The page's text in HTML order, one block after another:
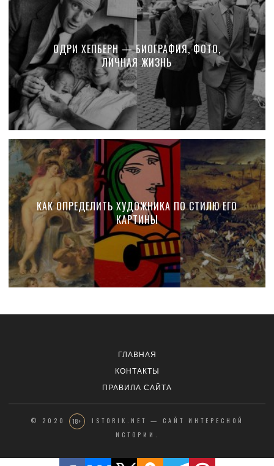
ОДРИ ХЕПБЕРН — БИОГРАФИЯ, ФОТО,
ЛИЧНАЯ ЖИЗНЬ
КАК ОПРЕДЕЛИТЬ ХУДОЖНИКА ПО СТИЛЮ ЕГО
КАРТИНЫ
ГЛАВНАЯ
КОНТАКТЫ
ПРАВИЛА САЙТА
© 2020 18+
ISTORIK.NET — САЙТ ИНТЕРЕСНОЙ
ИСТОРИИ.